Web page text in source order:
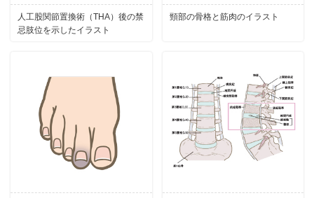
人工股関節置換術（THA）後の禁
忌肢位を示したイラスト
頸部の骨格と筋肉のイラスト